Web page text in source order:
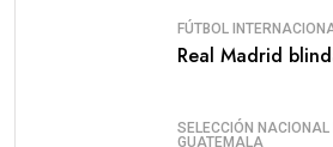
FÚTBOL
Real Madrid
SELECCIÓN NACIONAL
GUATEMALA